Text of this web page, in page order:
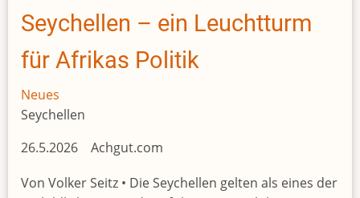
riskiert
sein
Leben
Seychellen – ein Leuchtturm
für Afrikas Politik
Neues
Seychellen
26.5.2026 Achgut.com
Von Volker Seitz • Die Seychellen gelten als eines der